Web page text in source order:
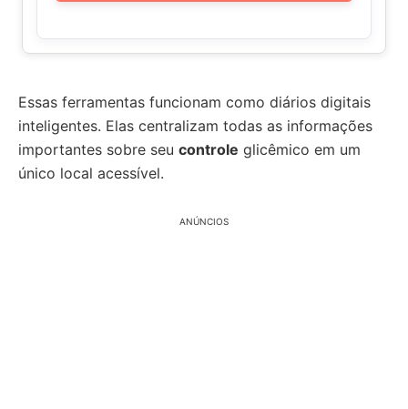
Essas ferramentas funcionam como diários digitais
inteligentes. Elas centralizam todas as informações
importantes sobre seu controle glicêmico em um
único local acessível.
ANÚNCIOS